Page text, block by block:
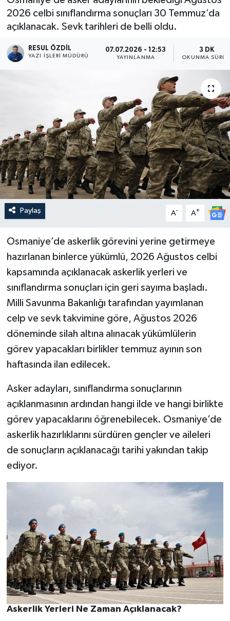
2026 celbi sınıflandırma sonuçları 30 Temmuz’da
açıklanacak. Sevk tarihleri de belli oldu.
RESUL ÖZDIL
YAZI İŞLERI MÜDÜRÜ
07.07.2026 - 12:53
YAYINLANMA
3 DK
OKUNMA
Paylaş A- A+
Osmaniye’de askerlik görevini yerine getirmeye
hazırlanan binlerce yükümlü, 2026 Ağustos celbi
kapsamında açıklanacak askerlik yerleri ve
sınıflandırma sonuçları için geri sayıma başladı.
Milli Savunma Bakanlığı tarafından yayımlanan
celp ve sevk takvimine göre, Ağustos 2026
döneminde silah altına alınacak yükümlülerin
görev yapacakları birlikler temmuz ayının son
haftasında ilan edilecek.
Asker adayları, sınıflandırma sonuçlarının
açıklanmasının ardından hangi ilde ve hangi birlikte
görev yapacaklarını öğrenebilecek. Osmaniye’de
askerlik hazırlıklarını sürdüren gençler ve aileleri
de sonuçların açıklanacağı tarihi yakından takip
ediyor.
Askerlik Yerleri Ne Zaman Açıklanacak?